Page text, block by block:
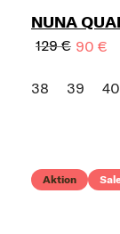
NUNA
129 € 90 €
38 39 40
Aktion